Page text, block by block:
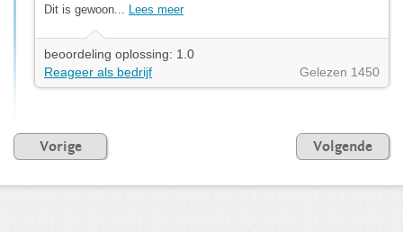
Dit is gewoon... Lees meer
beoordeling oplossing: 1.0
Reageer als bedrijf
Gelezen 1450
Vorige Volgende